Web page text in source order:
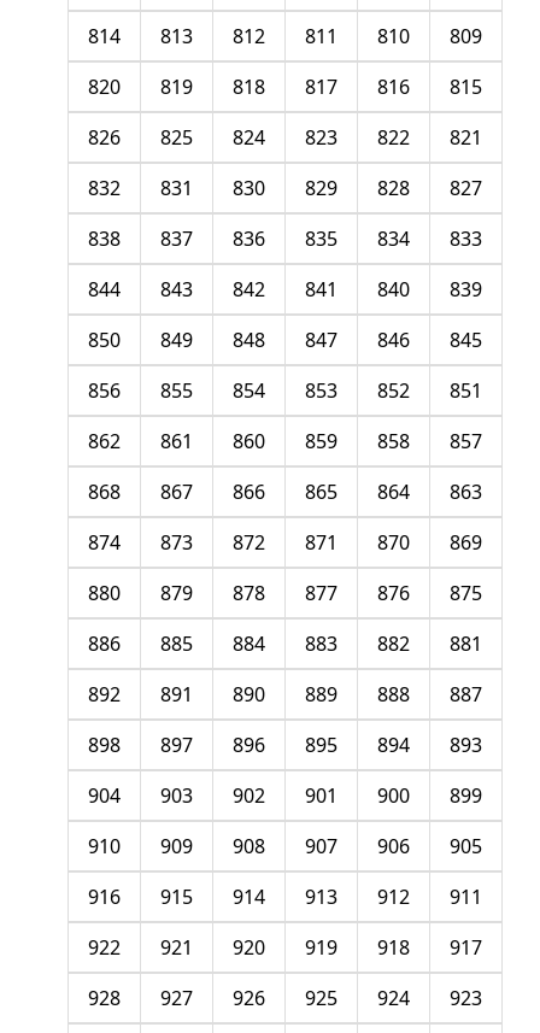
809
810
811
812
813
814
815
816
817
818
819
820
821
822
823
824
825
826
827
828
829
830
831
832
833
834
835
836
837
838
839
840
841
842
843
844
845
846
847
848
849
850
851
852
853
854
855
856
857
858
859
860
861
862
863
864
865
866
867
868
869
870
871
872
873
874
875
876
877
878
879
880
881
882
883
884
885
886
887
888
889
890
891
892
893
894
895
896
897
898
899
900
901
902
903
904
905
906
907
908
909
910
911
912
913
914
915
916
917
918
919
920
921
922
923
924
925
926
927
928